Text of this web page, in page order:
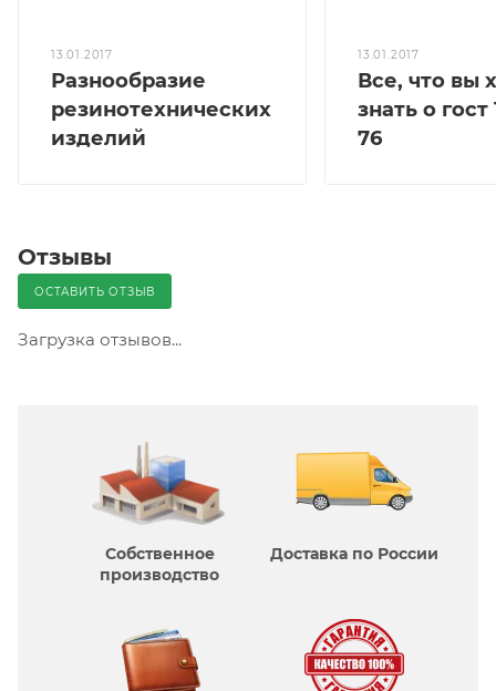
13.01.2017
Разнообразие
резинотехнических
изделий
13.01.2017
Все, что вы
знать о гост
76
Отзывы
ОСТАВИТЬ ОТЗЫВ
Загрузка отзывов...
Собственное
производcтво
Доставка по России